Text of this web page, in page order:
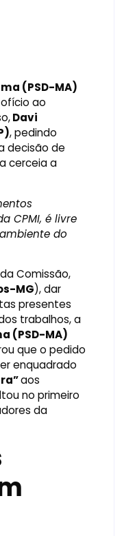
(PSD-MA)
ao
Davi
, pedindo
decisão de
cerceia a
CPMI, é livre
do
Comissão,
MG), dar
presentes
trabalhos, a
(PSD-MA)
que o pedido
enquadrado
aos
no primeiro
da